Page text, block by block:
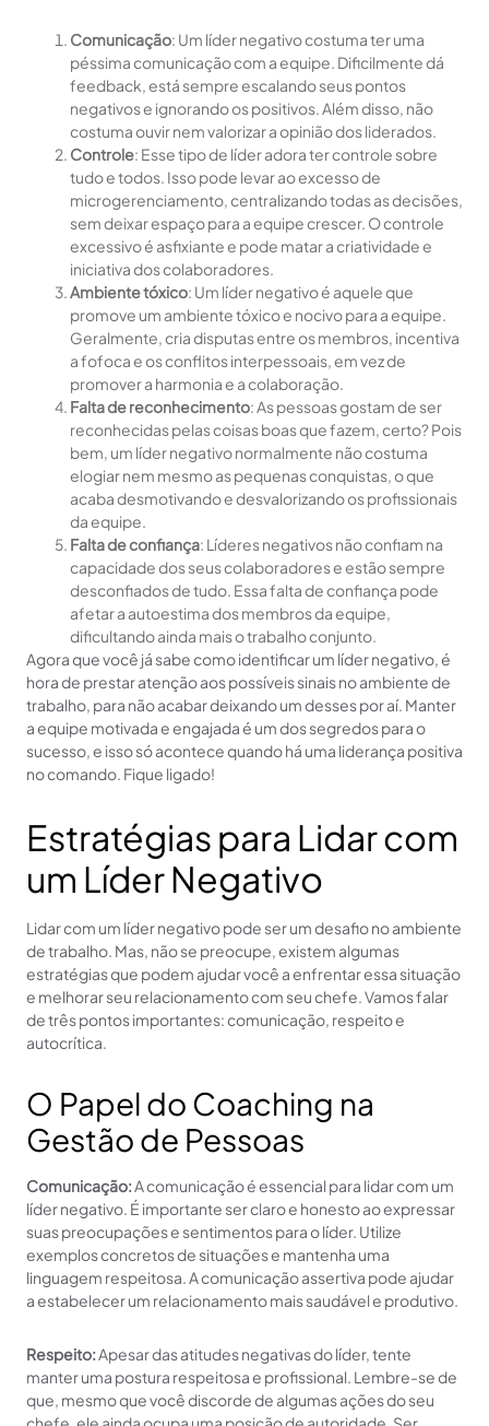
Comunicação: Um líder negativo costuma ter uma
péssima comunicação com a equipe. Dificilmente dá
feedback, está sempre escalando seus pontos
negativos e ignorando os positivos. Além disso, não
costuma ouvir nem valorizar a opinião dos liderados.
Controle: Esse tipo de líder adora ter controle sobre
tudo e todos. Isso pode levar ao excesso de
microgerenciamento, centralizando todas as decisões,
sem deixar espaço para a equipe crescer. O controle
excessivo é asfixiante e pode matar a criatividade e
iniciativa dos colaboradores.
Ambiente tóxico: Um líder negativo é aquele que
promove um ambiente tóxico e nocivo para a equipe.
Geralmente, cria disputas entre os membros, incentiva
a fofoca e os conflitos interpessoais, em vez de
promover a harmonia e a colaboração.
Falta de reconhecimento: As pessoas gostam de ser
reconhecidas pelas coisas boas que fazem, certo? Pois
bem, um líder negativo normalmente não costuma
elogiar nem mesmo as pequenas conquistas, o que
acaba desmotivando e desvalorizando os profissionais
da equipe.
Falta de confiança: Líderes negativos não confiam na
capacidade dos seus colaboradores e estão sempre
desconfiados de tudo. Essa falta de confiança pode
afetar a autoestima dos membros da equipe,
dificultando ainda mais o trabalho conjunto.
Agora que você já sabe como identificar um líder negativo, é
hora de prestar atenção aos possíveis sinais no ambiente de
trabalho, para não acabar deixando um desses por aí. Manter
a equipe motivada e engajada é um dos segredos para o
sucesso, e isso só acontece quando há uma liderança positiva
no comando. Fique ligado!
Estratégias para Lidar com
um Líder Negativo
Lidar com um líder negativo pode ser um desafio no ambiente
de trabalho. Mas, não se preocupe, existem algumas
estratégias que podem ajudar você a enfrentar essa situação
e melhorar seu relacionamento com seu chefe. Vamos falar
de três pontos importantes: comunicação, respeito e
autocrítica.
O Papel do Coaching na
Gestão de Pessoas
Comunicação:A comunicação é essencial para lidar com um
líder negativo. É importante ser claro e honesto ao expressar
suas preocupações e sentimentos para o líder. Utilize
exemplos concretos de situações e mantenha uma
linguagem respeitosa. A comunicação assertiva pode ajudar
a estabelecer um relacionamento mais saudável e produtivo.
Respeito:Apesar das atitudes negativas do líder, tente
manter uma postura respeitosa e profissional. Lembre-se de
que, mesmo que você discorde de algumas ações do seu